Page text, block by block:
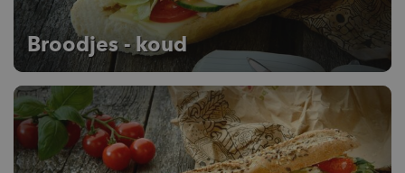
Broodjes - koud